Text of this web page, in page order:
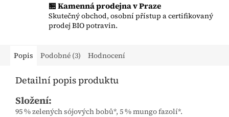
🏪 Kamenná prodejna v Praze
Skutečný obchod, osobní přístup a certifikovaný
prodej BIO potravin.
Popis Podobné (3) Hodnocení
Detailní popis produktu
Složení:
95 % zelených sójových bobů*, 5 % mungo fazolí*.